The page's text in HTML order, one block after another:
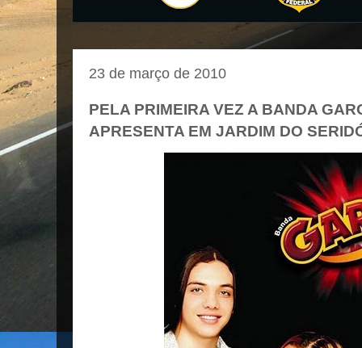
23 de março de 2010
PELA PRIMEIRA VEZ A BANDA
APRESENTA EM JARDIM DO